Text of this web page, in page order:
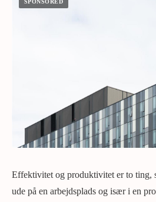
Effektivitet og produktivitet er to ting,
ude på en arbejdsplads og især i en